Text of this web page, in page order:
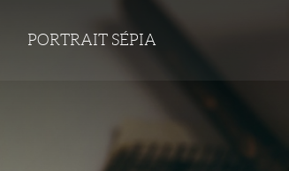
PORTRAIT SÉPIA